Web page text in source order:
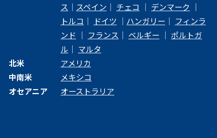
ス ｜ スペイン ｜ チェコ ｜ デンマーク ｜
トルコ ｜ ドイツ ｜ ハンガリー ｜ フィンラ
ンド ｜ フランス ｜ ベルギー ｜ ポルトガ
ル ｜ マルタ
北米
アメリカ
中南米
メキシコ
オセアニア
オーストラリア